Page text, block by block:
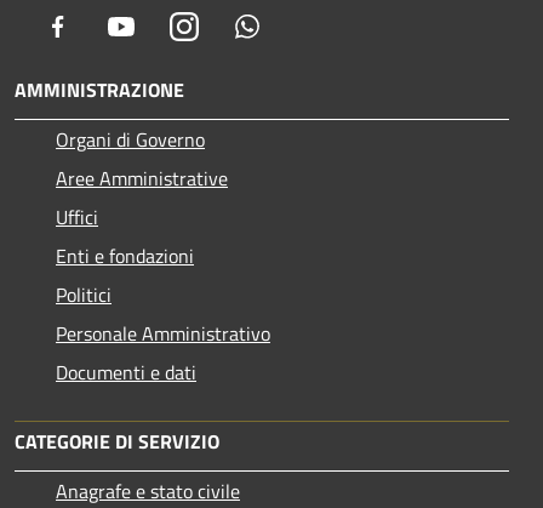
Facebook YoutubeInstagram
AMMINISTRAZIONE
Organi di Governo
Aree Amministrative
Uffici
Enti e fondazioni
Politici
Personale Amministrativo
Documenti e dati
CATEGORIE DI SERVIZIO
Anagrafe e stato civile